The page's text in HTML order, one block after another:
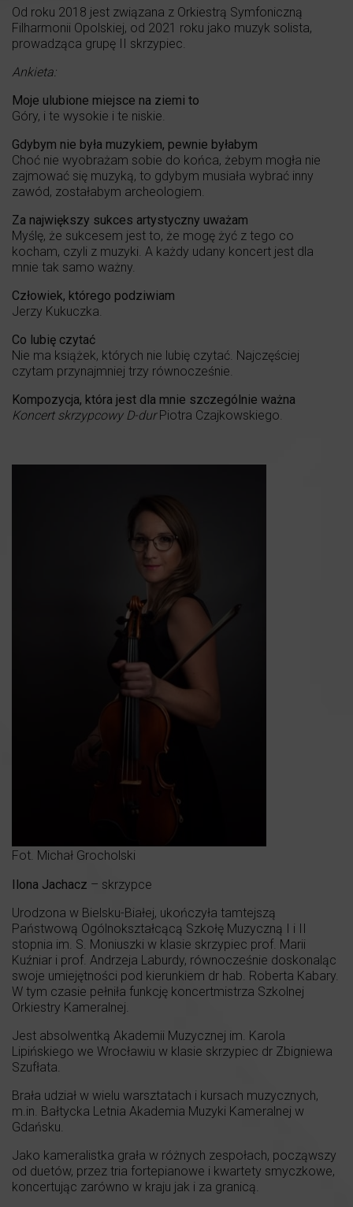
Od roku 2018 jest związana z Orkiestrą Symfoniczną
Filharmonii Opolskiej, od 2021 roku jako muzyk solista,
prowadząca grupę II skrzypiec.
Ankieta:
Moje ulubione miejsce na ziemi to
Góry, i te wysokie i te niskie.
Gdybym nie była muzykiem, pewnie byłabym
Choć nie wyobrażam sobie do końca, żebym mogła nie
zajmować się muzyką, to gdybym musiała wybrać inny
zawód, zostałabym archeologiem.
Za największy sukces artystyczny uważam
Myślę, że sukcesem jest to, że mogę żyć z tego co
kocham, czyli z muzyki. A każdy udany koncert jest dla
mnie tak samo ważny.
Człowiek, którego podziwiam
Jerzy Kukuczka.
Co lubię czytać
Nie ma książek, których nie lubię czytać. Najczęściej
czytam przynajmniej trzy równocześnie.
Kompozycja, która jest dla mnie szczególnie ważna
Koncert skrzypcowy D-durPiotra Czajkowskiego.
Fot. Michał Grocholski
Ilona Jachacz – skrzypce
Urodzona w Bielsku-Białej, ukończyła tamtejszą
Państwową Ogólnokształcącą Szkołę Muzyczną I i II
stopnia im. S. Moniuszki w klasie skrzypiec prof. Marii
Kuźniar i prof. Andrzeja Laburdy, równocześnie doskonaląc
swoje umiejętności pod kierunkiem dr hab. Roberta Kabary.
W tym czasie pełniła funkcję koncertmistrza Szkolnej
Orkiestry Kameralnej.
Jest absolwentką Akademii Muzycznej im. Karola
Lipińskiego we Wrocławiu w klasie skrzypiec dr Zbigniewa
Szufłata.
Brała udział w wielu warsztatach i kursach muzycznych,
m.in. Bałtycka Letnia Akademia Muzyki Kameralnej w
Gdańsku.
Jako kameralistka grała w różnych zespołach, począwszy
od duetów, przez tria fortepianowe i kwartety smyczkowe,
koncertując zarówno w kraju jak i za granicą.